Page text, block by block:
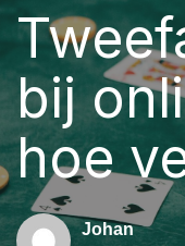
bij
hoe
Johan